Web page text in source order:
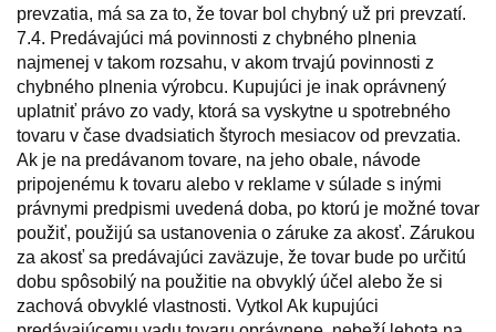
prevzatia, má sa za to, že tovar bol chybný už pri prevzatí.
7.4. Predávajúci má povinnosti z chybného plnenia
najmenej v takom rozsahu, v akom trvajú povinnosti z
chybného plnenia výrobcu. Kupujúci je inak oprávnený
uplatniť právo zo vady, ktorá sa vyskytne u spotrebného
tovaru v čase dvadsiatich štyroch mesiacov od prevzatia.
Ak je na predávanom tovare, na jeho obale, návode
pripojenému k tovaru alebo v reklame v súlade s inými
právnymi predpismi uvedená doba, po ktorú je možné tovar
použiť, použijú sa ustanovenia o záruke za akosť. Zárukou
za akosť sa predávajúci zaväzuje, že tovar bude po určitú
dobu spôsobilý na použitie na obvyklý účel alebo že si
zachová obvyklé vlastnosti. Vytkol Ak kupujúci